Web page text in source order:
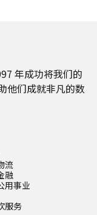
年成功将我们的
他们成就非凡的数
流
融
用事业
服务